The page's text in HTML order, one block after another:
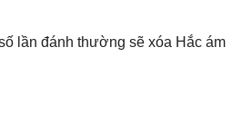
lần đánh thường sẽ xóa Hắc ám